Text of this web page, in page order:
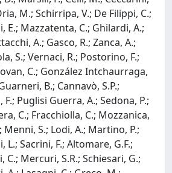
M.; Schirripa, V.; De Filippi, C.;
E.; Mazzatenta, C.; Ghilardi, A.;
A.; Gasco, R.; Zanca, A.;
S.; Vernaci, R.; Postorino, F.;
C.; González Intchaurraga,
B.; Cannavò, S.P.;
Puglisi Guerra, A.; Sedona, P.;
C.; Fracchiolla, C.; Mozzanica,
Menni, S.; Lodi, A.; Martino, P.;
Sacrini, F.; Altomare, G.F.;
C.; Mercuri, S.R.; Schiesari, G.;